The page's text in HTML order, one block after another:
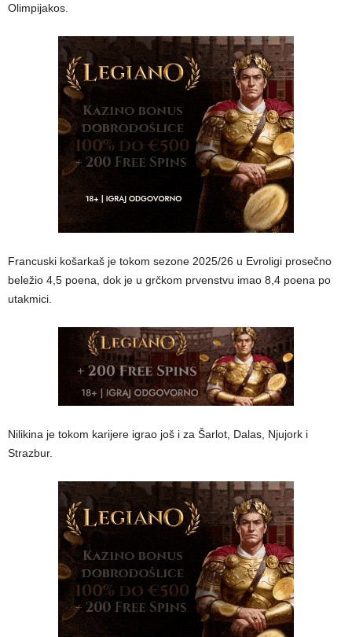
Olimpijakos.
Francuski košarkaš je tokom sezone 2025/26 u Evroligi prosečno
beležio 4,5 poena, dok je u grčkom prvenstvu imao 8,4 poena po
utakmici.
Nilikina je tokom karijere igrao još i za Šarlot, Dalas, Njujork i
Strazbur.